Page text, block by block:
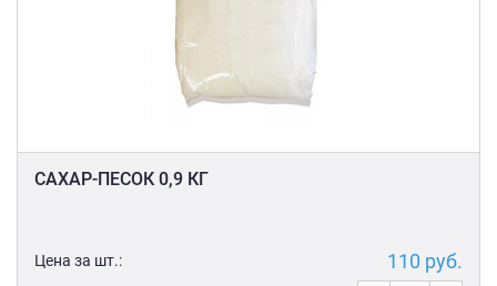
САХАР-ПЕСОК 0,9 КГ
Цена за шт.: 110 руб.